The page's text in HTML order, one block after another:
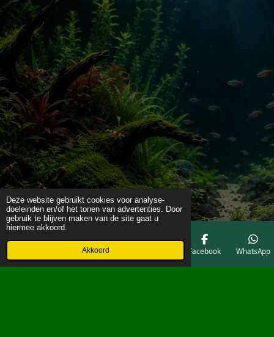
Deze website gebruikt cookies voor analyse-
doeleinden en/of het tonen van advertenties. Door
gebruik te blijven maken van de site gaat u
hiermee akkoord.
Akkoord
Telefoonnummer Facebook WhatsApp